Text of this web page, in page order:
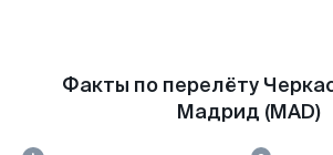
Факты по перелёту
Мадрид (MAD)